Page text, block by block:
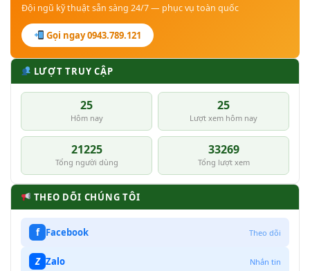
Đội ngũ kỹ thuật sẵn sàng 24/7 — phục vụ toàn quốc
Gọi ngay 0943.789.121
LƯỢT TRUY CẬP
25
Hôm nay
25
Lượt xem hôm nay
21225
Tổng người dùng
33269
Tổng lượt xem
THEO DÕI CHÚNG TÔI
f Facebook Theo dõi
Z Zalo Nhắn tin